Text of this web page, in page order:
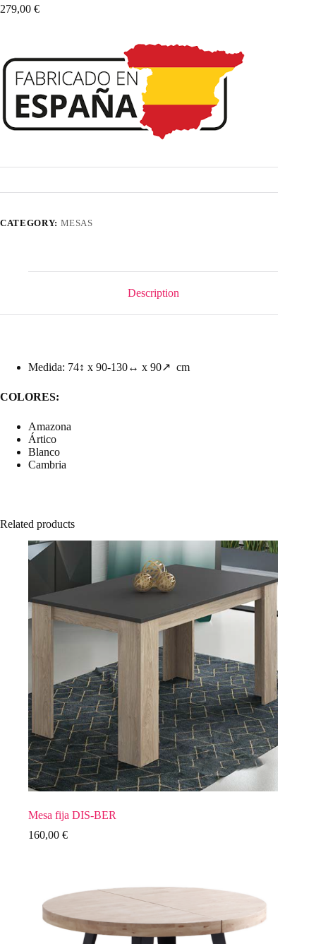
279,00 €
CATEGORY: MESAS
Description
Medida: 74↕ x 90-130↔ x 90↗ cm
COLORES:
Amazona
Ártico
Blanco
Cambria
Related products
Mesa fija DIS-BER
160,00 €